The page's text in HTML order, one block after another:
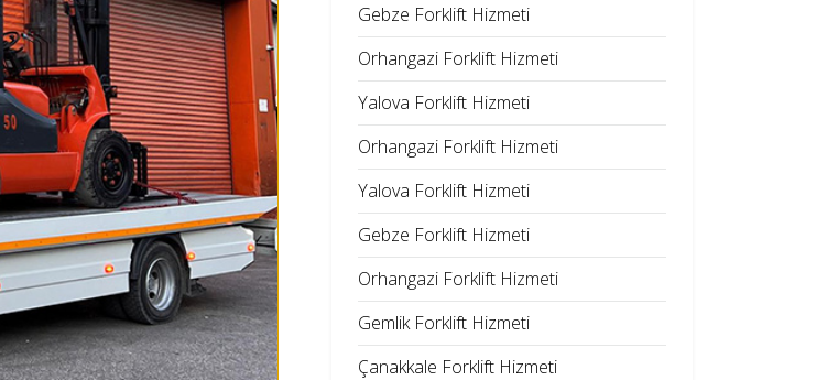
Gebze Forklift Hizmeti
Orhangazi Forklift Hizmeti
Yalova Forklift Hizmeti
Orhangazi Forklift Hizmeti
Yalova Forklift Hizmeti
Gebze Forklift Hizmeti
Orhangazi Forklift Hizmeti
Gemlik Forklift Hizmeti
Çanakkale Forklift Hizmeti